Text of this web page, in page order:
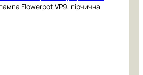
Flowerpot VP9, гірчична